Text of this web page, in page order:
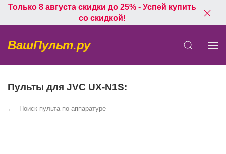
Только 8 августа скидки до 25% - Успей купить
со скидкой!
ВашПульт.ру
Пульты для JVC UX-N1S:
Поиск пульта по аппаратуре